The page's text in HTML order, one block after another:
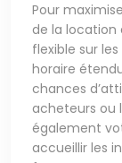
Pour
de la location
flexible sur
horaire
chances
acheteurs ou
également
accueillir les